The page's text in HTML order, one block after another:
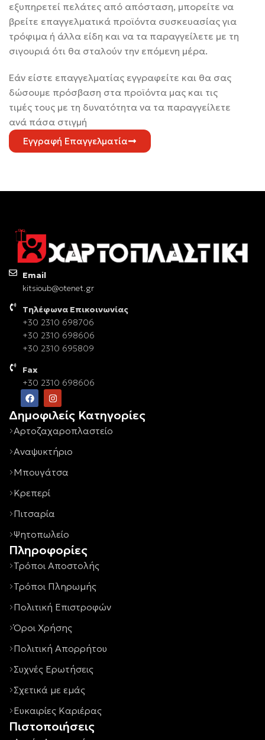
εξυπηρετεί πελάτες από απόσταση, μπορείτε να
βρείτε επαγγελματικά προϊόντα συσκευασίας για
τρόφιμα ή άλλα είδη και να τα παραγγείλετε με τη
σιγουριά ότι θα σταλούν την επόμενη μέρα.
Εάν είστε επαγγελματίας εγγραφείτε και θα σας
δώσουμε πρόσβαση στα προϊόντα μας και τις
τιμές τους με τη δυνατότητα να τα παραγγείλετε
ανά πάσα στιγμή
Εγγραφή Επαγγελματία
Email
kitsioub@otenet.gr
Τηλέφωνα Επικοινωνίας
+30 2310 698706
+30 2310 698606
+30 2310 695809
Fax
+30 2310 698606
Δημοφιλείς Κατηγορίες
Αρτοζαχαροπλαστείο
Αναψυκτήριο
Μπουγάτσα
Κρεπερί
Πιτσαρία
Ψητοπωλείο
Πληροφορίες
Τρόποι Αποστολής
Τρόποι Πληρωμής
Πολιτική Επιστροφών
Όροι Χρήσης
Πολιτική Απορρήτου
Συχνές Ερωτήσεις
Σχετικά με εμάς
Ευκαιρίες Καριέρας
Πιστοποιήσεις